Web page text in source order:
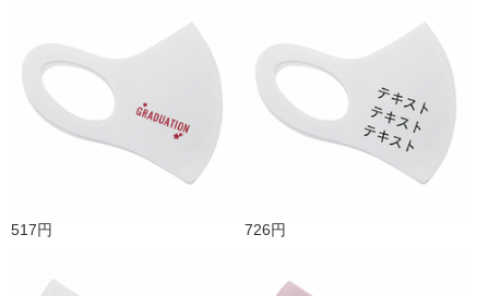
517円 726円